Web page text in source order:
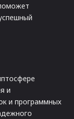
и
и программных